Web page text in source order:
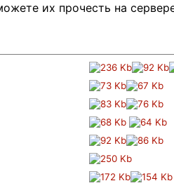
их прочесть на